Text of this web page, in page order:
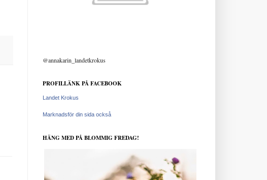
@annakarin_landetkrokus
PROFILLÄNK PÅ FACEBOOK
Landet Krokus
Marknadsför din sida också
HÄNG MED PÅ BLOMMIG FREDAG!